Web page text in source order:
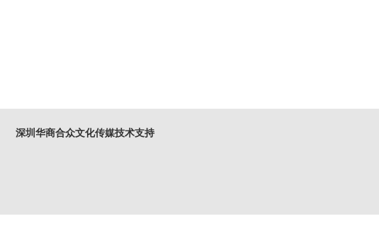
深圳华商合众文化传媒技术支持